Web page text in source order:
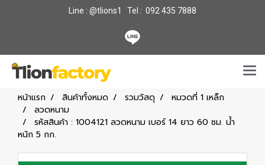
Line : @tlions1 Tel : 092 435 7888
หน้าแรก สินค้าทั้งหมด รวมวัสดุ
หมวดที่ 1 เหล็ก
ลวดหนาม
รหัสสินค้า : 1004121 ลวดหนาม เบอร์ 14 ยาว 60 ซม. น้ำ
หนัก 5 กก.